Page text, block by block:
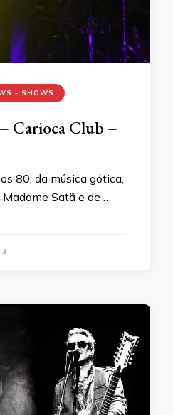
- SHOWS
Carioca Club –
80, da música gótica,
Satã e de …